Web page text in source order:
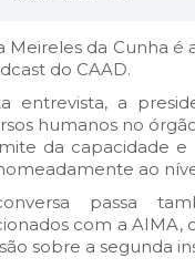
Meireles da Cunha é
do CAAD.
entrevista, a
humanos no
da capacidade
ao
passa
com a
sobre a segunda